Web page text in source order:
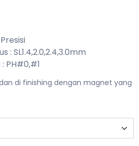
: SL1.4,2.0,2.4,3.0mm
PH#0,#1
di finishing dengan magnet yang